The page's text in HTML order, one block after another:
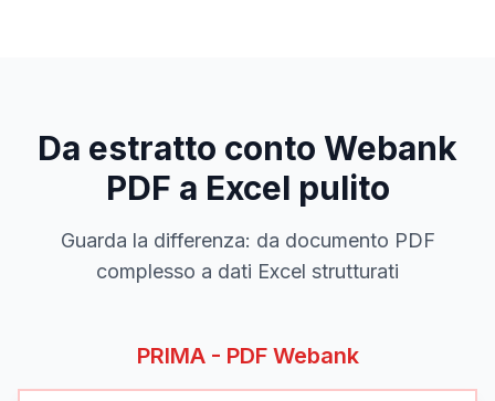
Da estratto conto Webank
PDF a Excel pulito
Guarda la differenza: da documento PDF
complesso a dati Excel strutturati
PRIMA - PDF Webank